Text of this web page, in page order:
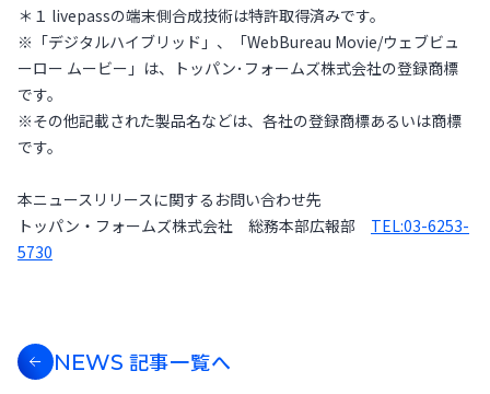
＊１ livepassの端末側合成技術は特許取得済みです。
※「デジタルハイブリッド」、「WebBureau Movie/ウェブビュ
ーロー ムービー」は、トッパン･フォームズ株式会社の登録商標
です。
※その他記載された製品名などは、各社の登録商標あるいは商標
です。
本ニュースリリースに関するお問い合わせ先
トッパン・フォームズ株式会社 総務本部広報部 TEL:03-6253-
5730
NEWS 記事一覧へ